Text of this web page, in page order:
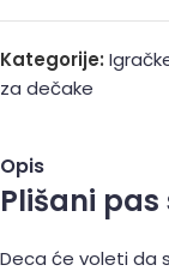
Kategorije:
za dečake
Opis
Plišani
Deca će voleti da